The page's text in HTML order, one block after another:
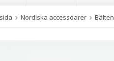
Nordiska accessoarer Bälten